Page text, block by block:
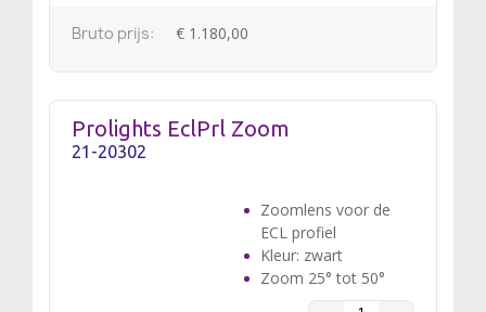
Bruto prijs: € 1.180,00
Prolights EclPrl Zoom
21-20302
Zoomlens voor de
ECL profiel
Kleur: zwart
Zoom 25° tot 50°